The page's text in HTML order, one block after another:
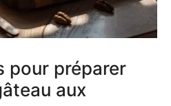
pour préparer
aux